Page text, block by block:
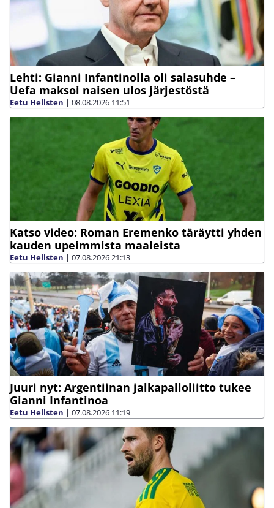
Lehti: Gianni Infantinolla oli salasuhde –
Uefa maksoi naisen ulos järjestöstä
Eetu Hellsten | 08.08.2026 11:51
Katso video: Roman Eremenko täräytti yhden
kauden upeimmista maaleista
Eetu Hellsten | 07.08.202621:13
Juuri nyt: Argentiinan jalkapalloliitto tukee
Gianni Infantinoa
Eetu Hellsten | 07.08.2026 11:19